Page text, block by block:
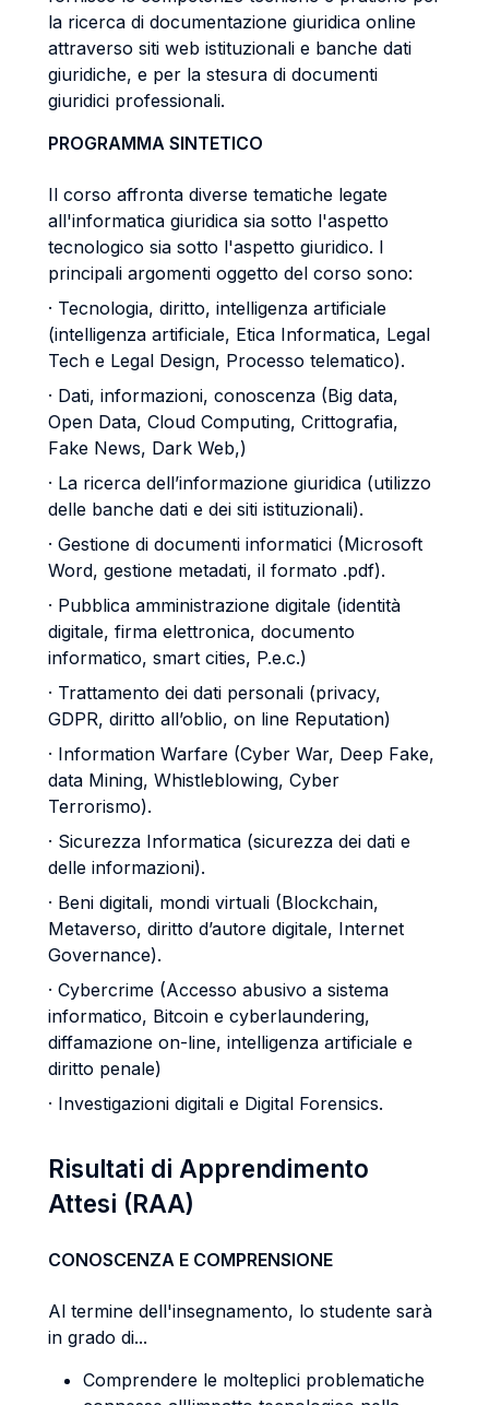
la ricerca di documentazione giuridica online
attraverso siti web istituzionali e banche dati
giuridiche, e per la stesura di documenti
giuridici professionali.
PROGRAMMA SINTETICO
Il corso affronta diverse tematiche legate
all'informatica giuridica sia sotto l'aspetto
tecnologico sia sotto l'aspetto giuridico. I
principali argomenti oggetto del corso sono:
· Tecnologia, diritto, intelligenza artificiale
(intelligenza artificiale, Etica Informatica, Legal
Tech e Legal Design, Processo telematico).
· Dati, informazioni, conoscenza (Big data,
Open Data, Cloud Computing, Crittografia,
Fake News, Dark Web,)
· La ricerca dell’informazione giuridica (utilizzo
delle banche dati e dei siti istituzionali).
· Gestione di documenti informatici (Microsoft
Word, gestione metadati, il formato .pdf).
· Pubblica amministrazione digitale (identità
digitale, firma elettronica, documento
informatico, smart cities, P.e.c.)
· Trattamento dei dati personali (privacy,
GDPR, diritto all’oblio, on line Reputation)
· Information Warfare (Cyber War, Deep Fake,
data Mining, Whistleblowing, Cyber
Terrorismo).
· Sicurezza Informatica (sicurezza dei dati e
delle informazioni).
· Beni digitali, mondi virtuali (Blockchain,
Metaverso, diritto d’autore digitale, Internet
Governance).
· Cybercrime (Accesso abusivo a sistema
informatico, Bitcoin e cyberlaundering,
diffamazione on-line, intelligenza artificiale e
diritto penale)
· Investigazioni digitali e Digital Forensics.
Risultati di Apprendimento
Attesi (RAA)
CONOSCENZA E COMPRENSIONE
Al termine dell'insegnamento, lo studente sarà
in grado di...
Comprendere le molteplici problematiche